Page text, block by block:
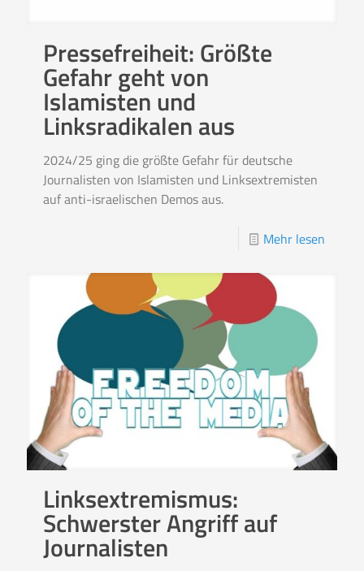
Pressefreiheit: Größte
Gefahr geht von
Islamisten und
Linksradikalen aus
2024/25 ging die größte Gefahr für deutsche
Journalisten von Islamisten und Linksextremisten
auf anti-israelischen Demos aus.
Mehr lesen
Linksextremismus:
Schwerster Angriff auf
Journalisten